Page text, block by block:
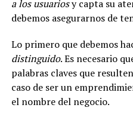
a los usuariosy capta su
debemos asegurarnos de
Lo primero que debemos
distinguido. Es necesario
palabras claves que
caso de ser un
el nombre del negocio.